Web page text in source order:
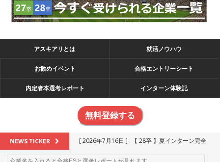
アスキアリとは 就活ノウハウ
お勧めイベント 合格エントリーシート
内定者本選考レポート インターン体験記
無料登録する
NEWS TICKER [ 2026年7月16日 ]
【 28卒 】夏インターン完全
攻略セミナー ｜ 予約フォーム
お勧めイベン